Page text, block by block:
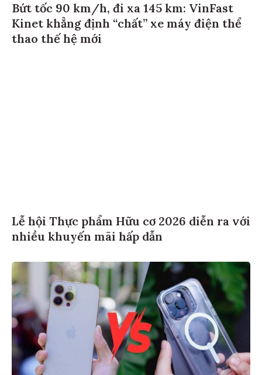
Bứt tốc 90 km/h, đi xa 145 km: VinFast
Kinet khẳng định “chất” xe máy điện thể
thao thế hệ mới
Lễ hội Thực phẩm Hữu cơ 2026 diễn ra với
nhiều khuyến mãi hấp dẫn